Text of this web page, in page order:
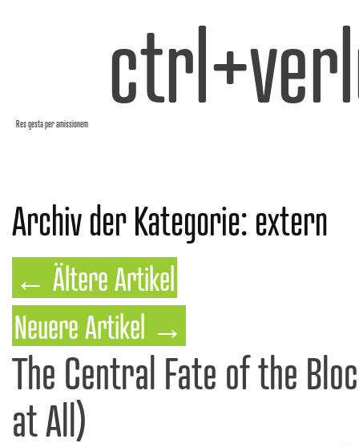
Res gesta per amissionem
Archiv der Kategorie:extern
← Ältere Artikel
Neuere Artikel →
The Central Fate of the
at All)